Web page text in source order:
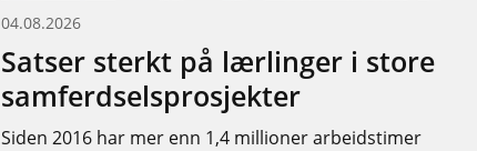
04.08.2026
Satser sterkt på lærlinger i store
samferdselsprosjekter
Siden 2016 har mer enn 1,4 millioner arbeidstimer